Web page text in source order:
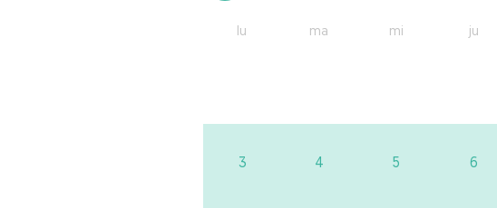
lu ma mi ju
3 4 5 6